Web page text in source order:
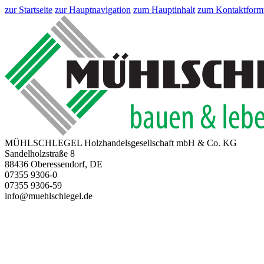
zur Startseite zur Hauptnavigation zum Hauptinhalt zum
MÜHLSCHLEGEL Holzhandelsgesellschaft mbH & Co. KG
Sandelholzstraße 8
88436 Oberessendorf, DE
07355 9306-0
07355 9306-59
info@muehlschlegel.de